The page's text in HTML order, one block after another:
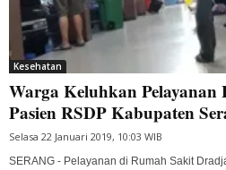
Kesehatan
Warga Keluhkan Pelayanan
Pasien RSDP Kabupaten
Selasa 22 Januari 2019, 10:03 WIB
SERANG - Pelayanan di Rumah Sakit